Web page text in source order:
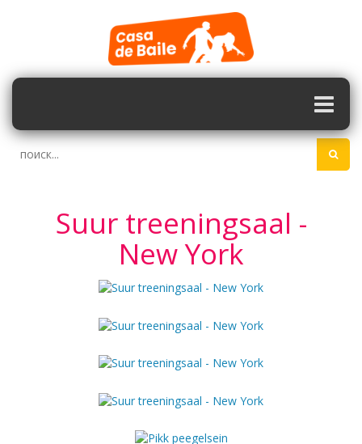
Suur treeningsaal -
New York